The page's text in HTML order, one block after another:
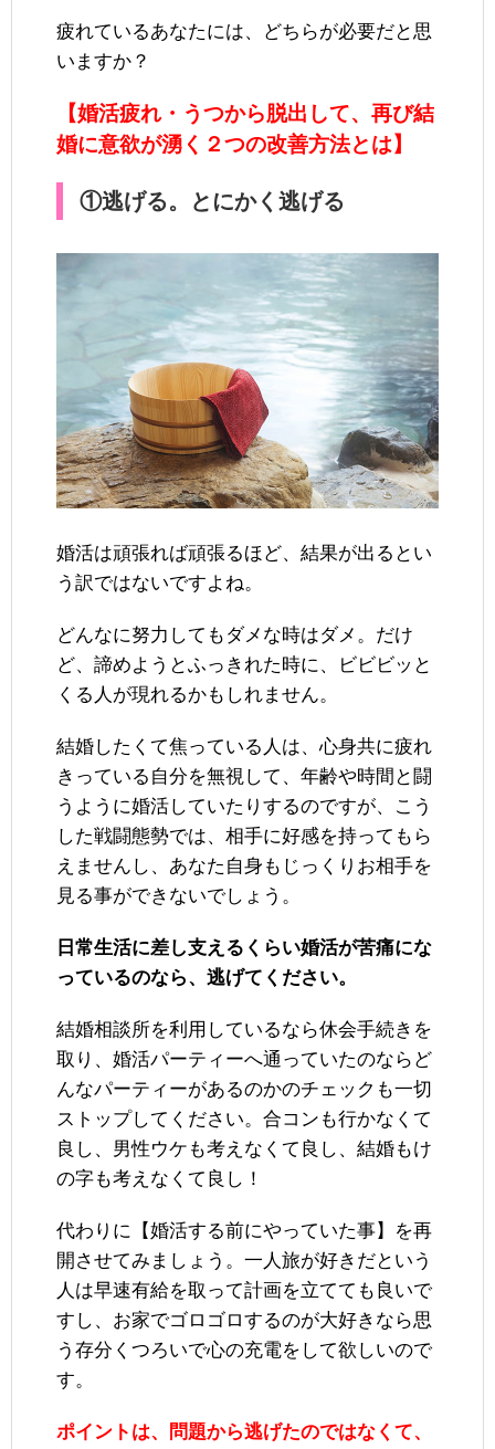
疲れているあなたには、どちらが必要だと思
いますか？
【婚活疲れ・うつから脱出して、再び結
婚に意欲が湧く２つの改善方法とは】
①逃げる。とにかく逃げる
婚活は頑張れば頑張るほど、結果が出るとい
う訳ではないですよね。
どんなに努力してもダメな時はダメ。だけ
ど、諦めようとふっきれた時に、ビビビッと
くる人が現れるかもしれません。
結婚したくて焦っている人は、心身共に疲れ
きっている自分を無視して、年齢や時間と闘
うように婚活していたりするのですが、こう
した戦闘態勢では、相手に好感を持ってもら
えませんし、あなた自身もじっくりお相手を
見る事ができないでしょう。
日常生活に差し支えるくらい婚活が苦痛にな
っているのなら、逃げてください。
結婚相談所を利用しているなら休会手続きを
取り、婚活パーティーへ通っていたのならど
んなパーティーがあるのかのチェックも一切
ストップしてください。合コンも行かなくて
良し、男性ウケも考えなくて良し、結婚もけ
の字も考えなくて良し！
代わりに【婚活する前にやっていた事】を再
開させてみましょう。一人旅が好きだという
人は早速有給を取って計画を立てても良いで
すし、お家でゴロゴロするのが大好きなら思
う存分くつろいで心の充電をして欲しいので
す。
ポイントは、問題から逃げたのではなくて、